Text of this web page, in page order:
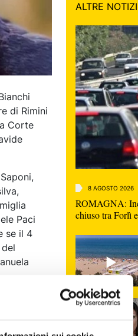
di Rimini
Corte
Paci
se il 4
ALTRE
8 AGOSTO 2026
ROMAGNA:
chiuso tra Forlì